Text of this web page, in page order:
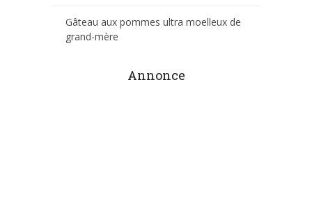
Gâteau aux pommes ultra moelleux de
grand-mère
Annonce